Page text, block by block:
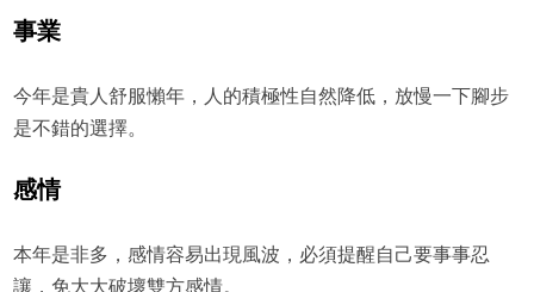
事業
今年是貴人舒服懶年，人的積極性自然降低，放慢一下腳步
是不錯的選擇。
感情
本年是非多，感情容易出現風波，必須提醒自己要事事忍
讓，免大大破壞雙方感情。